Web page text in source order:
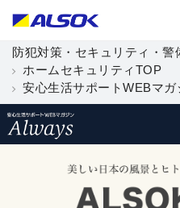
防犯対策・セキュリティ・
ホームセキュリティTOP
安心生活サポートWEBマ